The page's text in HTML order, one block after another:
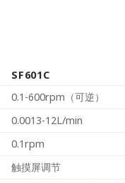
SF601C
0.1-600rpm（可逆）
0.0013-12L/min
0.1rpm
触摸屏调节